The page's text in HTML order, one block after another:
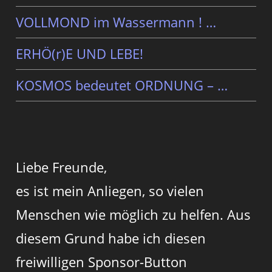
VOLLMOND im Wassermann ! …
ERHÖ(r)E UND LEBE!
KOSMOS bedeutet ORDNUNG – …
Liebe Freunde,
es ist mein Anliegen, so vielen
Menschen wie möglich zu helfen. Aus
diesem Grund habe ich diesen
freiwilligen Sponsor-Button